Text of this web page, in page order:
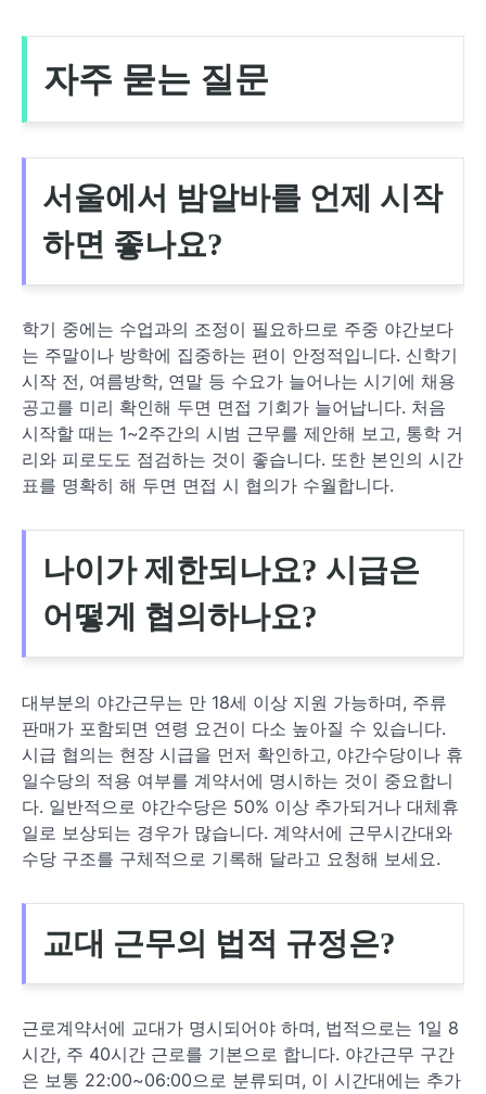
자주 묻는 질문
서울에서 밤알바를 언제 시작
하면 좋나요?
학기 중에는 수업과의 조정이 필요하므로 주중 야간보다
는 주말이나 방학에 집중하는 편이 안정적입니다. 신학기
시작 전, 여름방학, 연말 등 수요가 늘어나는 시기에 채용
공고를 미리 확인해 두면 면접 기회가 늘어납니다. 처음
시작할 때는 1~2주간의 시범 근무를 제안해 보고, 통학 거
리와 피로도도 점검하는 것이 좋습니다. 또한 본인의 시간
표를 명확히 해 두면 면접 시 협의가 수월합니다.
나이가 제한되나요? 시급은
어떻게 협의하나요?
대부분의 야간근무는 만 18세 이상 지원 가능하며, 주류
판매가 포함되면 연령 요건이 다소 높아질 수 있습니다.
시급 협의는 현장 시급을 먼저 확인하고, 야간수당이나 휴
일수당의 적용 여부를 계약서에 명시하는 것이 중요합니
다. 일반적으로 야간수당은 50% 이상 추가되거나 대체휴
일로 보상되는 경우가 많습니다. 계약서에 근무시간대와
수당 구조를 구체적으로 기록해 달라고 요청해 보세요.
교대 근무의 법적 규정은?
근로계약서에 교대가 명시되어야 하며, 법적으로는 1일 8
시간, 주 40시간 근로를 기본으로 합니다. 야간근무 구간
은 보통 22:00~06:00으로 분류되며, 이 시간대에는 추가